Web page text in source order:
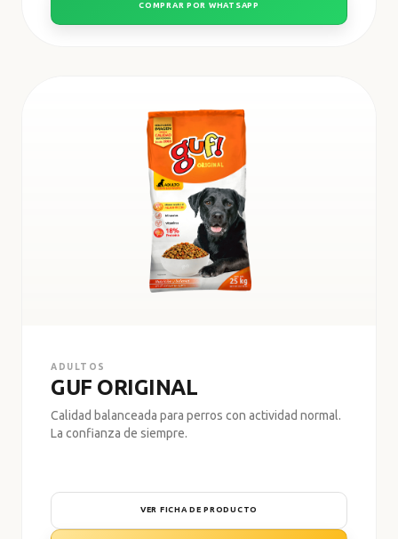
COMPRAR POR WHATSAPP
ADULTOS
GUF ORIGINAL
Calidad balanceada para perros con actividad normal.
La confianza de siempre.
VER FICHA DE PRODUCTO